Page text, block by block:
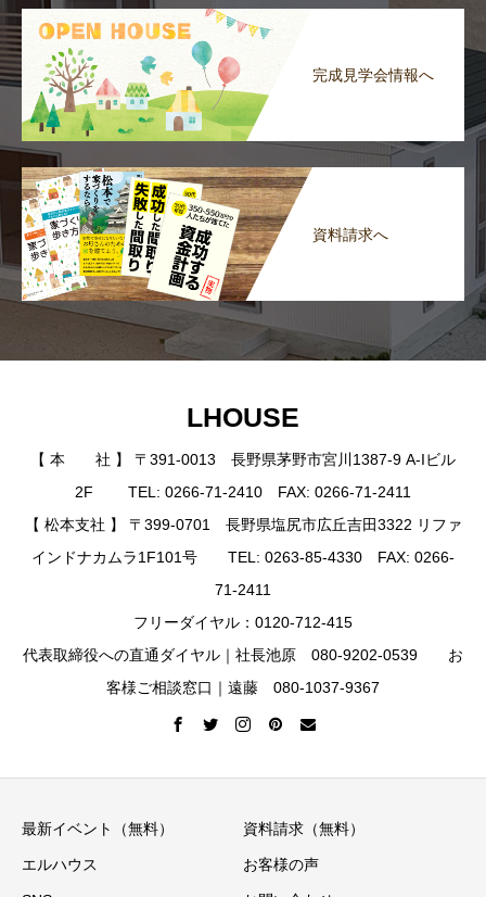
完成見学会情報へ
資料請求へ
LHOUSE
【 本 社 】 〒391-0013 長野県茅野市宮川1387-9 A-Iビル
2F TEL: 0266-71-2410 FAX: 0266-71-2411
【 松本支社 】 〒399-0701 長野県塩尻市広丘吉田3322 リファ
インドナカムラ1F101号 TEL: 0263-85-4330 FAX: 0266-
71-2411
フリーダイヤル：0120-712-415
代表取締役への直通ダイヤル｜社長池原 080-9202-0539 お
客様ご相談窓口｜遠藤 080-1037-9367
最新イベント（無料） 資料請求（無料）
エルハウス お客様の声